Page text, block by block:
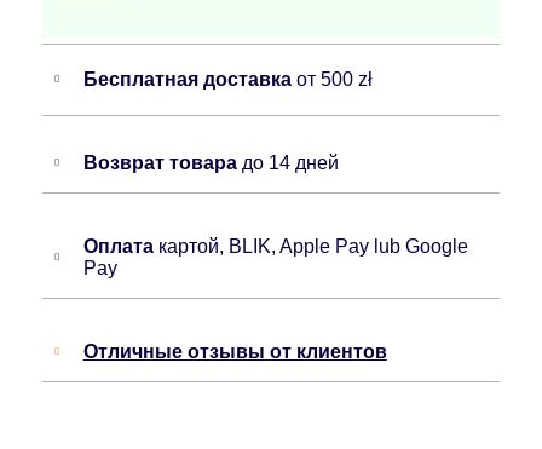
Бесплатная доставка от 500 zł
Возврат товара до 14 дней
Оплата картой, BLIK, Apple Pay lub Google
Pay
Отличные отзывы от клиентов